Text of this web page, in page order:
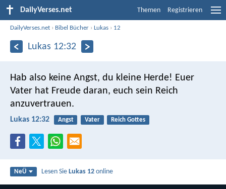
DailyVerses.net Themen Registrieren
DailyVerses.net › Bibel Bücher ›Lukas › 12
Lukas 12:32
Hab also keine Angst, du kleine Herde! Euer
Vater hat Freude daran, euch sein Reich
anzuvertrauen.
Lukas 12:32 Angst Vater Reich Gottes
NeÜ Lesen SieLukas 12 online